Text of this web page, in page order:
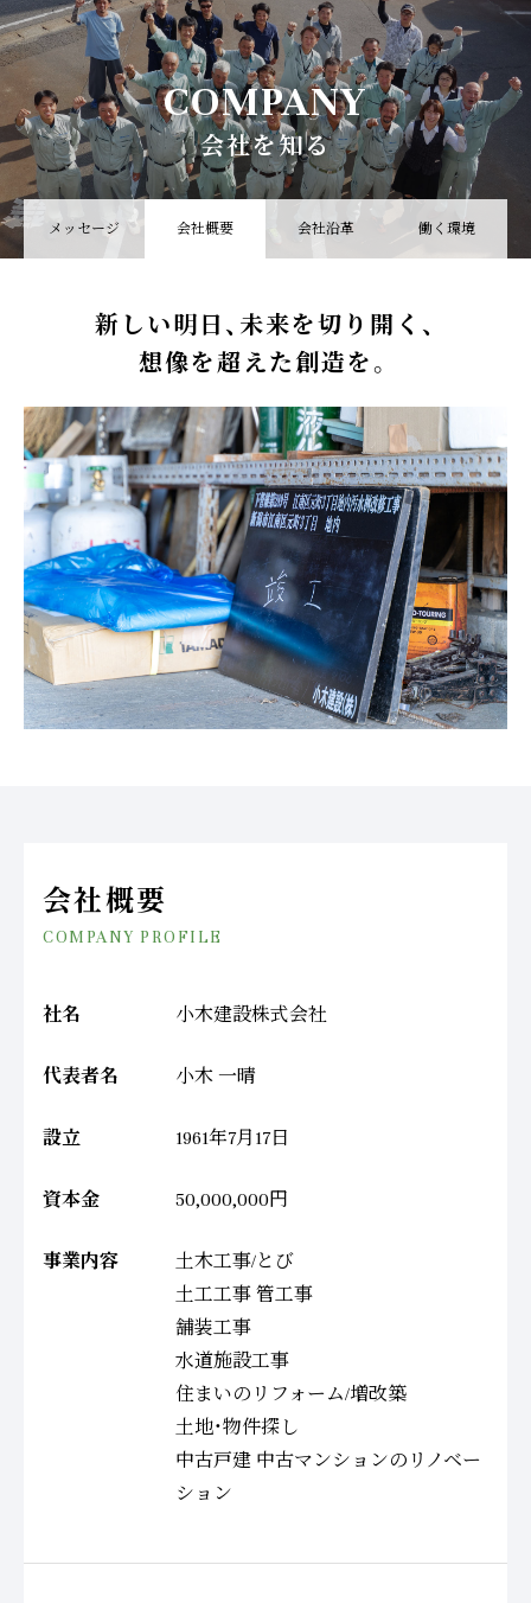
COMPANY
会社を知る
メッセージ 会社概要 会社沿革 働く環境
新しい明日、未来を切り開く、
想像を超えた創造を。
会社概要
COMPANY PROFILE
社名 小木建設株式会社
代表者名 小木 一晴
設立 1961年7月17日
資本金 50,000,000円
事業内容
土木工事/とび
土工工事 管工事
舗装工事
水道施設工事
住まいのリフォーム/増改築
土地・物件探し
中古戸建 中古マンションのリノベー
ション